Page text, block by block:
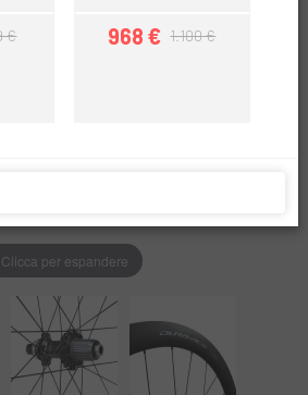
Clicca per espandere
base
€
Prezzo
968 €Prezzo base
1.100 €